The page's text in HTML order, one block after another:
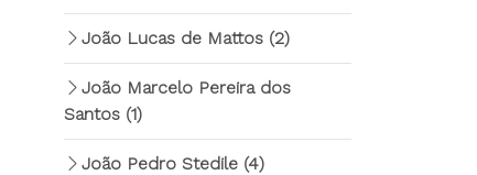
João Lucas de Mattos (2)
João Marcelo Pereira dos
Santos (1)
João Pedro Stedile (4)